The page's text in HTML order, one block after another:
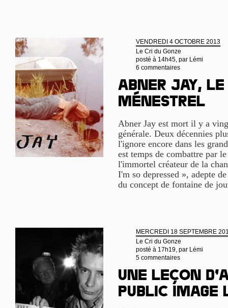
VENDREDI 4 OCTOBRE 2013
Le Cri du Gonze
posté à 14h45, par Lémi
6 commentaires
Abner Jay,
ménestrel
Abner Jay est mort il y a
générale. Deux décennies
l'ignore encore dans les
est temps de combattre par
l'immortel créateur de la
I'm so depressed », adepte
du concept de fontaine de
MERCREDI 18 SEPTEMBRE
Le Cri du Gonze
posté à 17h19, par Lémi
5 commentaires
Une leçon
Public Image